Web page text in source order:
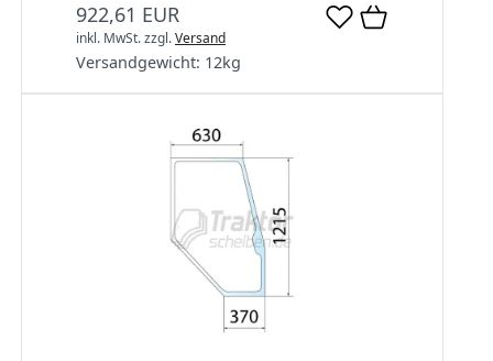
922,61 EUR
inkl. MwSt.zzgl.Versand
Versandgewicht: 12kg